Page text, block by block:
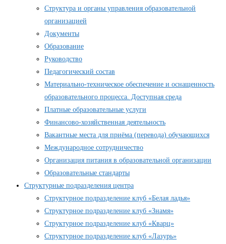
Структура и органы управления образовательной
организацией
Документы
Образование
Руководство
Педагогический состав
Материально-техническое обеспечение и оснащенность
образовательного процесса. Доступная среда
Платные образовательные услуги
Финансово-хозяйственная деятельность
Вакантные места для приёма (перевода) обучающихся
Международное сотрудничество
Организация питания в образовательной организации
Образовательные стандарты
Структурные подразделения центра
Структурное подразделение клуб «Белая ладья»
Структурное подразделение клуб «Знамя»
Структурное подразделение клуб «Кварц»
Структурное подразделение клуб «Лазурь»